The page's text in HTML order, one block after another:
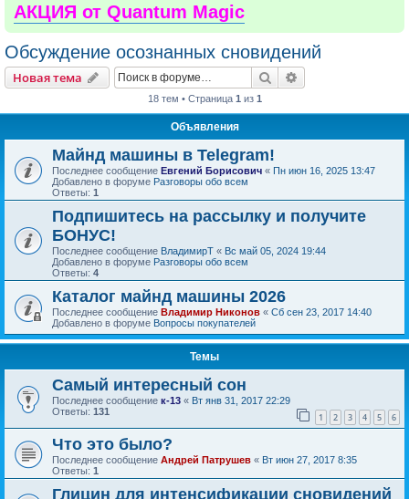
АКЦИЯ от Quantum Magic
Обсуждение осознанных сновидений
Новая тема Поиск
18 тем • Страница 1 из 1
Объявления
Майнд машины в Telegram!
Последнее сообщение Евгений Борисович « Пн июн 16, 2025 13:47
Добавлено в форуме Разговоры обо всем
Ответы: 1
Подпишитесь на рассылку и получите
БОНУС!
Последнее сообщение ВладимирТ « Вс май 05, 2024 19:44
Добавлено в форуме Разговоры обо всем
Ответы: 4
Каталог майнд машины 2026
Последнее сообщение Владимир Никонов « Сб сен 23, 2017 14:40
Добавлено в форуме Вопросы покупателей
Темы
Самый интересный сон
Последнее сообщение к-13 « Вт янв 31, 2017 22:29
Ответы: 131 1 2 3 4 5 6
Что это было?
Последнее сообщение Андрей Патрушев « Вт июн 27, 2017 8:35
Ответы: 1
Глицин для интенсификации сновидений